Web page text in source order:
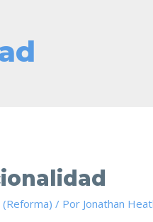
(Reforma) / Por Jonathan